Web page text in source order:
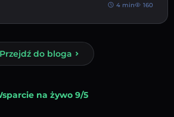
4 min 160
Przejdź do bloga
na żywo 9/5